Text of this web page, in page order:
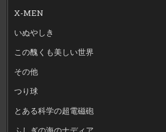
X-MEN
いぬやしき
この醜くも美しい世界
その他
つり球
とある科学の超電磁砲